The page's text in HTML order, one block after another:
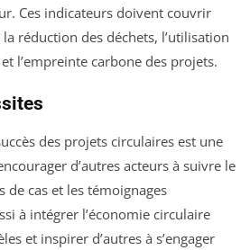
Ces indicateurs doivent couvrir
réduction des déchets, l’utilisation
l’empreinte carbone des projets.
des projets circulaires est une
d’autres acteurs à suivre le
de cas et les témoignages
à intégrer l’économie circulaire
et inspirer d’autres à s’engager